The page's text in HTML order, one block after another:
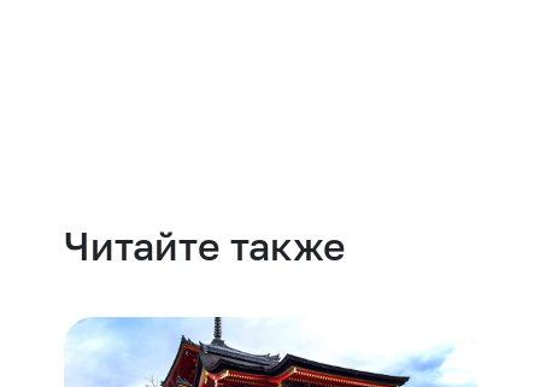
Читайте также